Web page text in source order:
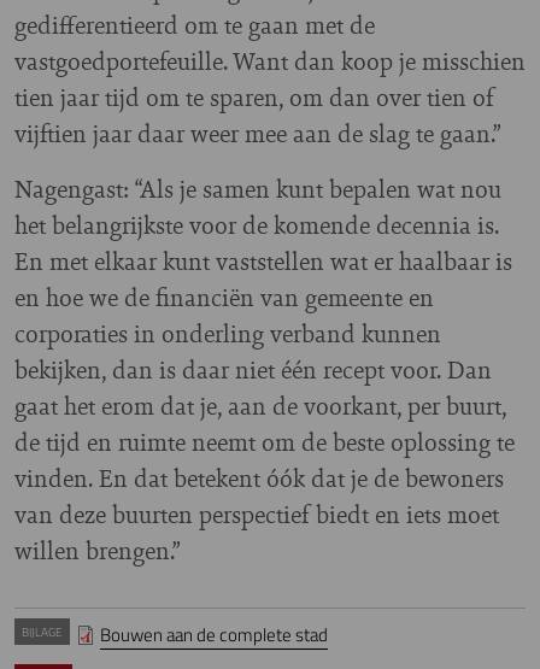
gedifferentieerd om te gaan met de
vastgoedportefeuille. Want dan koop je misschien
tien jaar tijd om te sparen, om dan over tien of
vijftien jaar daar weer mee aan de slag te gaan.”
Nagengast: “Als je samen kunt bepalen wat nou
het belangrijkste voor de komende decennia is.
En met elkaar kunt vaststellen wat er haalbaar is
en hoe we de financiën van gemeente en
corporaties in onderling verband kunnen
bekijken, dan is daar niet één recept voor. Dan
gaat het erom dat je, aan de voorkant, per buurt,
de tijd en ruimte neemt om de beste oplossing te
vinden. En dat betekent óók dat je de bewoners
van deze buurten perspectief biedt en iets moet
willen brengen.”
BIJLAGE Bouwen aan de complete stad